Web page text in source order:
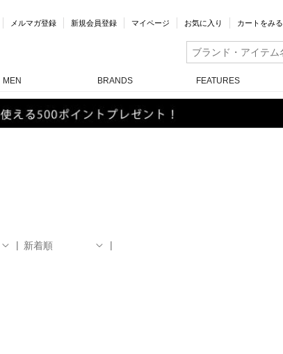
メルマガ登録 新規会員登録 マイページ お気に入り カートをみる
MEN BRANDS FEATURES
新着順